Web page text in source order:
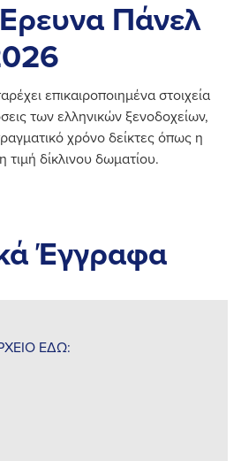
Πάνελ
επικαιροποιημένα στοιχεία
των ελληνικών ξενοδοχείων,
χρόνο δείκτες όπως η
τιμή δίκλινου δωματίου.
Έγγραφα
ΕΔΩ: